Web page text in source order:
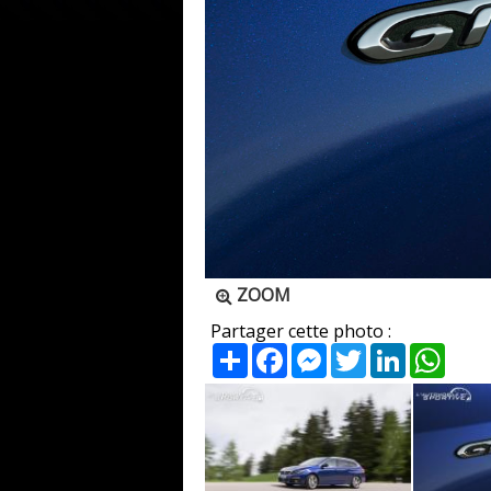
ZOOM
Partager cette photo :
PartagerFacebookMessenger
TwitterLinkedIn